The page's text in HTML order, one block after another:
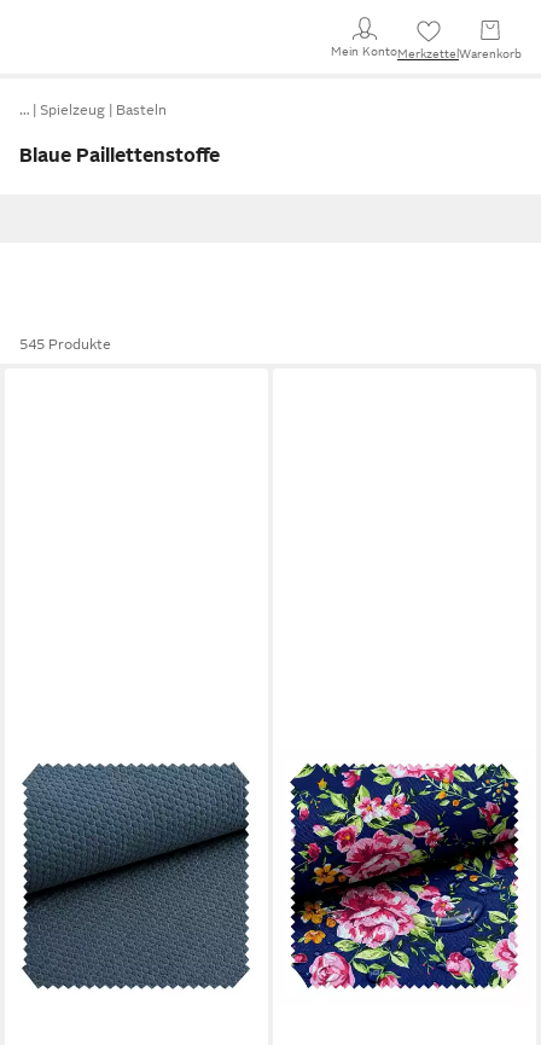
Mein KontoMerkzettel Warenkorb
… Spielzeug Basteln
Blaue Paillettenstoffe
545 Produkte